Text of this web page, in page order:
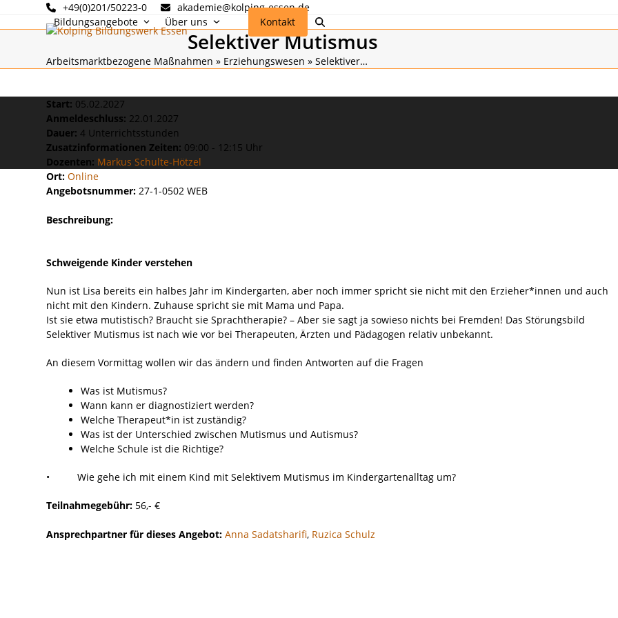
+49(0)201/50223-0
akademie@kolping-essen.de
Bildungsangebote
Über uns Kontakt
Selektiver Mutismus
Arbeitsmarktbezogene Maßnahmen » Erziehungswesen »Selektiver…
Start: 05.02.2027
Anmeldeschluss: 22.01.2027
Dauer: 4 Unterrichtsstunden
Zusatzinformationen Zeiten: 09:00 - 12:15 Uhr
Dozenten: Markus Schulte-Hötzel
Ort: Online
Angebotsnummer: 27-1-0502 WEB
Beschreibung:
Schweigende Kinder verstehen
Nun ist Lisa bereits ein halbes Jahr im Kindergarten, aber noch immer spricht sie nicht mit den Erzieher*innen und auch
nicht mit den Kindern. Zuhause spricht sie mit Mama und Papa.
Ist sie etwa mutistisch? Braucht sie Sprachtherapie? – Aber sie sagt ja sowieso nichts bei Fremden! Das Störungsbild
Selektiver Mutismus ist nach wie vor bei Therapeuten, Ärzten und Pädagogen relativ unbekannt.
An diesem Vormittag wollen wir das ändern und finden Antworten auf die Fragen
Was ist Mutismus?
Wann kann er diagnostiziert werden?
Welche Therapeut*in ist zuständig?
Was ist der Unterschied zwischen Mutismus und Autismus?
Welche Schule ist die Richtige?
• Wie gehe ich mit einem Kind mit Selektivem Mutismus im Kindergartenalltag um?
Teilnahmegebühr: 56,- €
Ansprechpartner für dieses Angebot: Anna Sadatsharifi, Ruzica Schulz